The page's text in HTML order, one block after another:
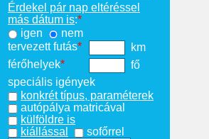
Érdekel pár nap eltéréssel
más dátum is:*
igen
nem
tervezett futás*
km
férőhelyek*
fő
speciális igények
konkrét típus, paraméterek
autópálya matricával
külföldre is
kiállással
sofőrrel